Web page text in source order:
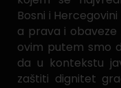
Bosni i
a prava i obaveze
ovim putem smo
da u kontekstu
zaštiti dignitet